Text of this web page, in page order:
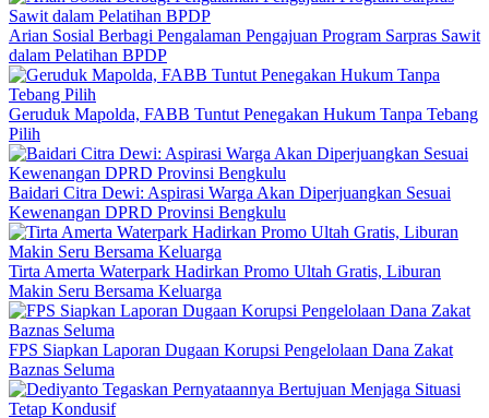
Arian Sosial Berbagi Pengalaman Pengajuan Program Sarpras Sawit
dalam Pelatihan BPDP
Geruduk Mapolda, FABB Tuntut Penegakan Hukum Tanpa Tebang
Pilih
Baidari Citra Dewi: Aspirasi Warga Akan Diperjuangkan Sesuai
Kewenangan DPRD Provinsi Bengkulu
Tirta Amerta Waterpark Hadirkan Promo Ultah Gratis, Liburan
Makin Seru Bersama Keluarga
FPS Siapkan Laporan Dugaan Korupsi Pengelolaan Dana Zakat
Baznas Seluma